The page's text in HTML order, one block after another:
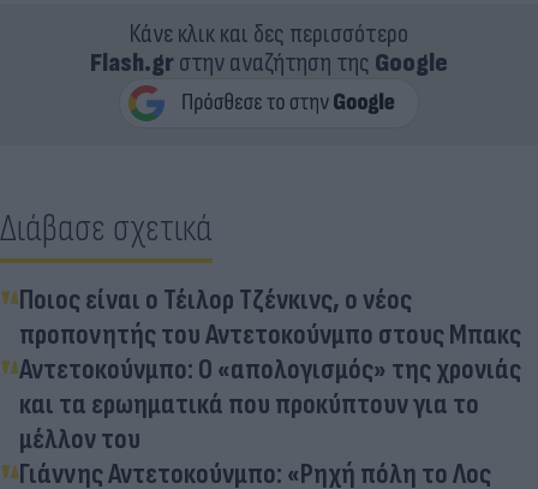
Κάνε κλικ και δες περισσότερο
Flash.grστην αναζήτηση της Google
Διάβασε σχετικά
Ποιος είναι ο Τέιλορ Τζένκινς, ο νέος
προπονητής του Αντετοκούνμπο στους Μπακς
Αντετοκούνμπο: Ο «απολογισμός» της χρονιάς
και τα ερωηματικά που προκύπτουν για το
μέλλον του
Γιάννης Αντετοκούνμπο: «Ρηχή πόλη το Λος